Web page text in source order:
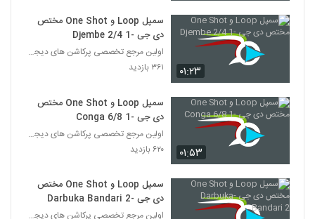
۰۱:۲۳
سمپل Loop و One Shot مختص
دی جی -Djembe 2/4 1
اولین مرجع تخصصی پرکاشن های دیجیتال در ایران
۳۶۱ بازدید
۰۱:۵۳
سمپل Loop و One Shot مختص
دی جی -Conga 6/8 1
اولین مرجع تخصصی پرکاشن های دیجیتال در ایران
۶۲۰ بازدید
سمپل Loop و One Shot مختص
دی جی -Darbuka Bandari 2
اولین مرجع تخصصی پرکاشن های دیجیتال در ایران